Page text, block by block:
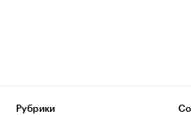
Рубрики